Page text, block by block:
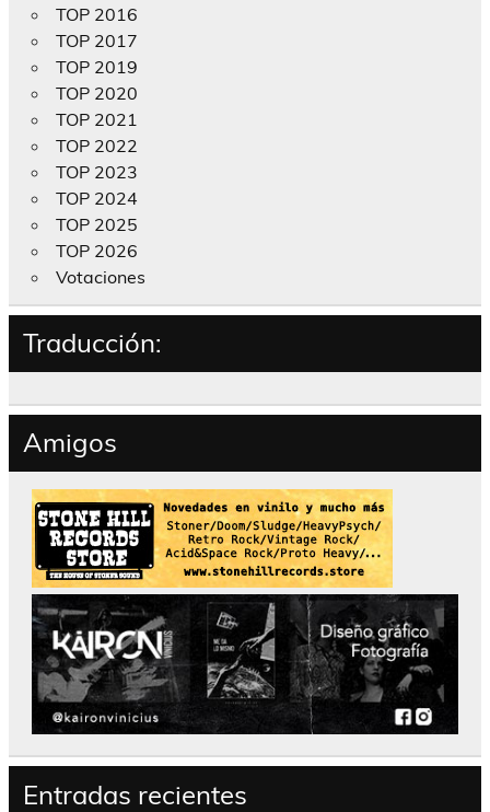
TOP 2016
TOP 2017
TOP 2019
TOP 2020
TOP 2021
TOP 2022
TOP 2023
TOP 2024
TOP 2025
TOP 2026
Votaciones
Traducción:
Amigos
Entradas recientes